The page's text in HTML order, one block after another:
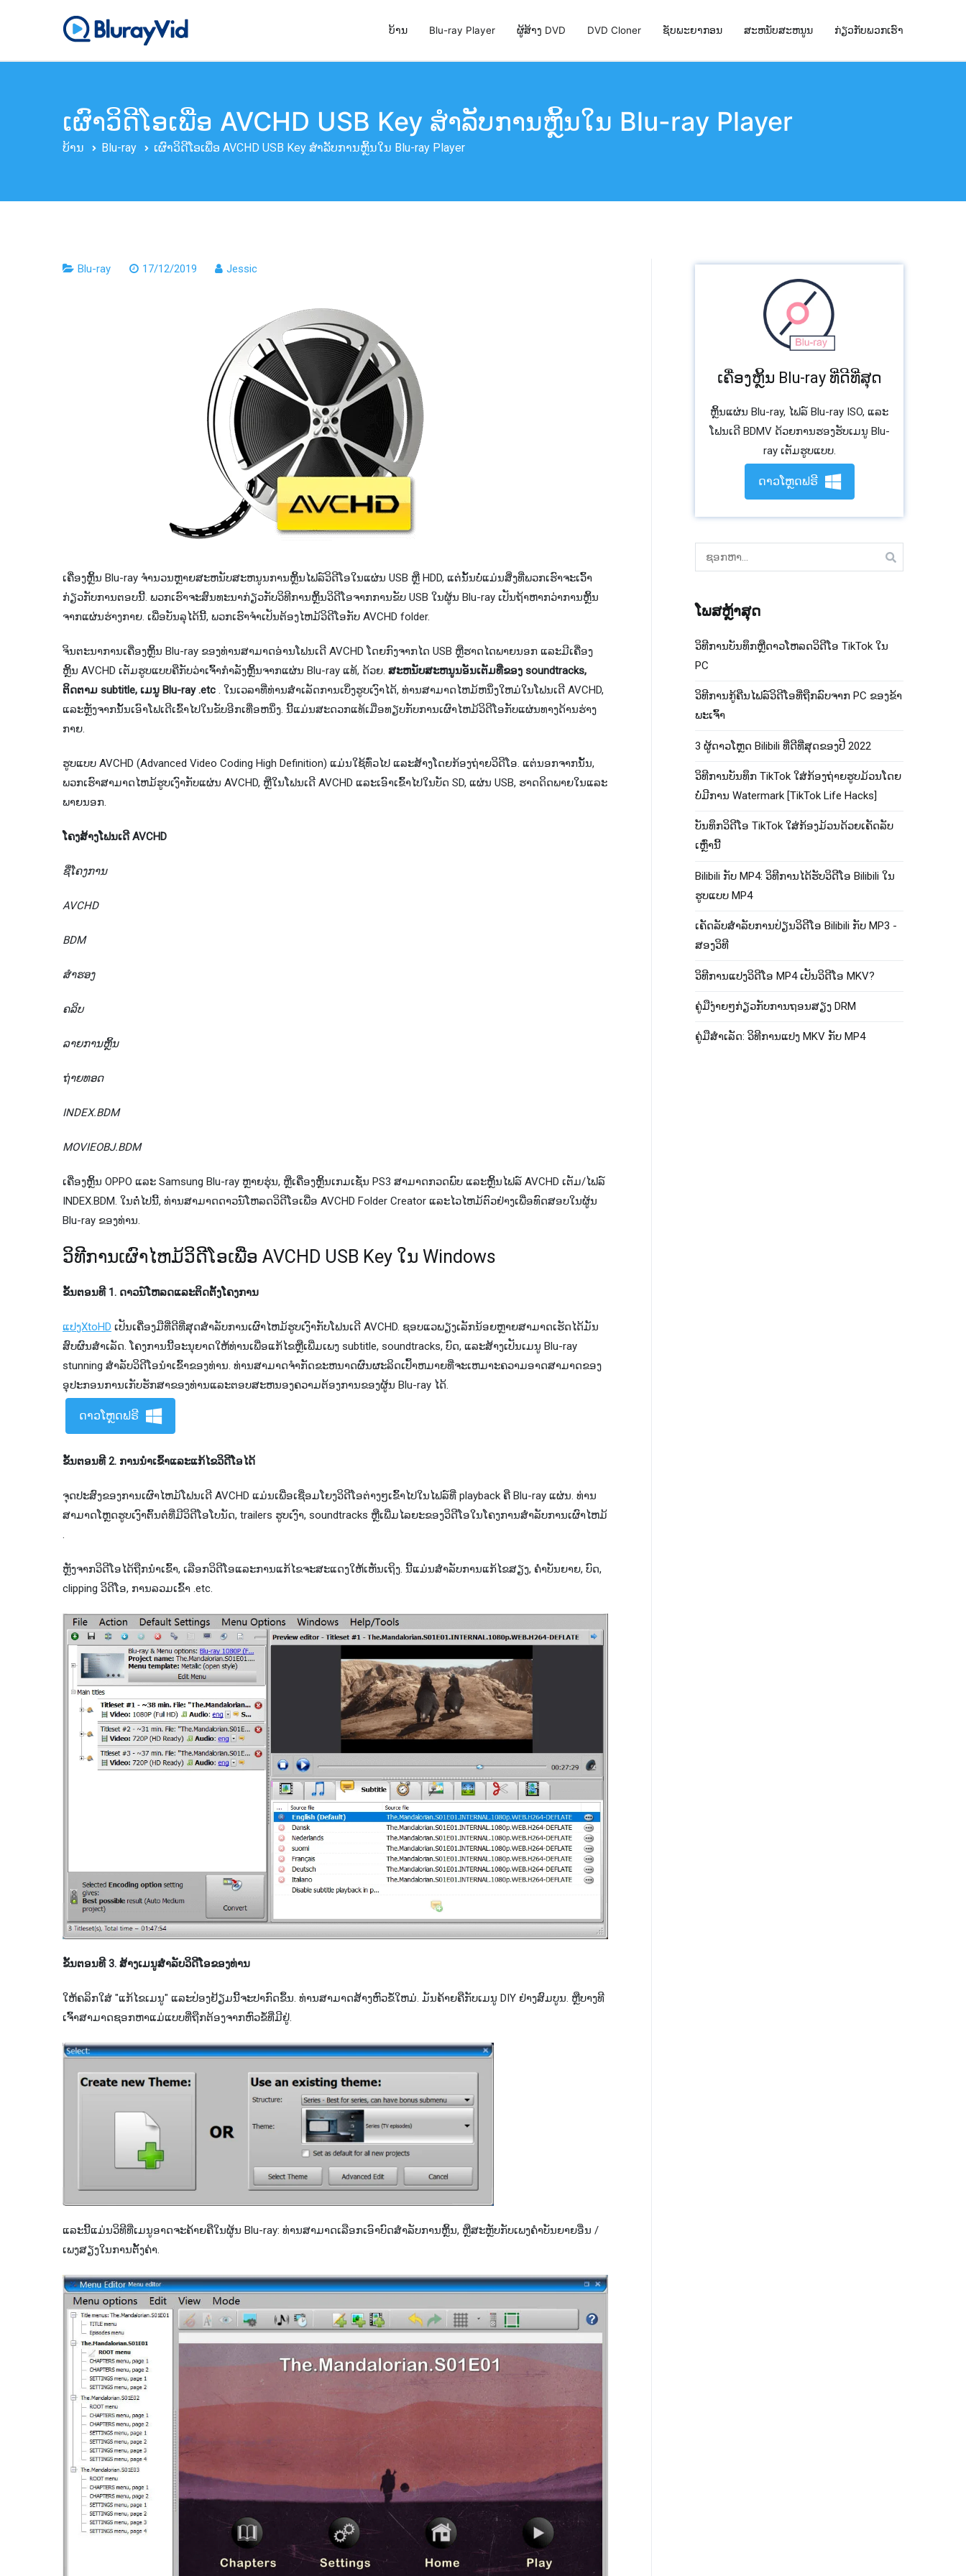
ບ້ານ Blu-ray Player ຜູ້ສ້າງ DVD DVD Cloner ຊັບພະຍາກອນ ສະຫນັບສະຫນູນ ກ່ຽວກັບພວກເຮົາ
ເຜົາ​ວິ​ດີ​ໂອ​ເພື່ອ AVCHD USB Key ສໍາ​ລັບ​ການ​ຫຼິ້ນ​ໃນ Blu​-ray Player​
ບ້ານ Blu-ray ເຜົາ​ວິ​ດີ​ໂອ​ເພື່ອ AVCHD USB Key ສໍາ​ລັບ​ການ​ຫຼິ້ນ​ໃນ Blu​-ray Player​
Blu-ray 17/12/2019 Jessic
ເຄື່ອງຫຼິ້ນ Blu-ray ຈໍານວນຫຼາຍສະຫນັບສະຫນູນການຫຼິ້ນໄຟລ໌ວິດີໂອໃນແຜ່ນ USB ຫຼື HDD, ແຕ່ນັ້ນບໍ່ແມ່ນສິ່ງທີ່ພວກເຮົາຈະເວົ້າ
ກ່ຽວກັບການຕອບນີ້. ພວກ​ເຮົາ​ຈະ​ສົນ​ທະ​ນາ​ກ່ຽວ​ກັບ​ວິ​ທີ​ການ​ຫຼິ້ນ​ວິ​ດີ​ໂອ​ຈາກ​ການ​ຂັບ USB ໃນ​ຜູ້ນ Blu​-ray ເປັນ​ຖ້າ​ຫາກ​ວ່າ​ການ​ຫຼິ້ນ​
ຈາກ​ແຜ່ນ​ຮ່າງ​ກາຍ​. ເພື່ອ​ບັນ​ລຸ​ໄດ້​ນີ້​, ພວກ​ເຮົາ​ຈໍາ​ເປັນ​ຕ້ອງ​ໄຫມ້​ວິ​ດີ​ໂອ​ກັບ AVCHD folder​.
ຈິນຕະນາການເຄື່ອງຫຼິ້ນ Blu-ray ຂອງທ່ານສາມາດອ່ານໂຟນເດີ AVCHD ໂດຍກົງຈາກໄດ USB ຫຼືຮາດໄດພາຍນອກ ແລະມີເຄື່ອງ
ຫຼິ້ນ AVCHD ເຕັມຮູບແບບຄືກັບວ່າເຈົ້າກຳລັງຫຼິ້ນຈາກແຜ່ນ Blu-ray ແທ້, ດ້ວຍ. ສະຫນັບສະຫນູນອັນເຕັມທີ່ຂອງ soundtracks,
ຕິດຕາມ subtitle, ເມນູ Blu-ray .etc . ໃນ​ເວ​ລາ​ທີ່​ທ່ານ​ສໍາ​ເລັດ​ການ​ເບິ່ງ​ຮູບ​ເງົາ​ໄດ້​, ທ່ານ​ສາ​ມາດ​ໄຫມ້​ຫນຶ່ງ​ໃຫມ່​ໃນ​ໂຟນ​ເດີ AVCHD​,
ແລະ​ຫຼັງ​ຈາກ​ນັ້ນ​ເອົາ​ໂຟ​ເດີ​ເຂົ້າ​ໄປ​ໃນ​ຂັບ​ອີກ​ເທື່ອ​ຫນຶ່ງ​. ນີ້​ແມ່ນ​ສະ​ດວກ​ແທ້​ເມື່ອ​ທຽບ​ກັບ​ການ​ເຜົາ​ໄຫມ້​ວິ​ດີ​ໂອ​ກັບ​ແຜ່ນ​ທາງ​ດ້ານ​ຮ່າງ​
ກາຍ​.
ຮູບແບບ AVCHD (Advanced Video Coding High Definition) ແມ່ນໃຊ້ທົ່ວໄປ ແລະສ້າງໂດຍກ້ອງຖ່າຍວິດີໂອ. ແຕ່​ນອກ​ຈາກ​ນັ້ນ​,
ພວກ​ເຮົາ​ສາ​ມາດ​ໄຫມ້​ຮູບ​ເງົາ​ກັບ​ແຜ່ນ AVCHD​, ຫຼື​ໃນ​ໂຟນ​ເດີ AVCHD ແລະ​ເອົາ​ເຂົ້າ​ໄປ​ໃນ​ບັດ SD​, ແຜ່ນ USB​, ຮາດ​ດິດ​ພາຍ​ໃນ​ແລະ​
ພາຍ​ນອກ​.
ໂຄງສ້າງໂຟນເດີ AVCHD
ຊື່ໂຄງການ
AVCHD
BDM
ສຳຮອງ
ຄລິບ
ລາຍການຫຼິ້ນ
ຖ່າຍທອດ
INDEX.BDM
MOVIEOBJ.BDM
ເຄື່ອງຫຼິ້ນ OPPO ແລະ Samsung Blu-ray ຫຼາຍຮຸ່ນ, ຫຼືເຄື່ອງຫຼິ້ນເກມເຊັ່ນ PS3 ສາມາດກວດພົບ ແລະຫຼິ້ນໄຟລ໌ AVCHD ເຕັມ/ໄຟລ໌
INDEX.BDM. ໃນ​ຕໍ່​ໄປ​ນີ້​, ທ່ານ​ສາ​ມາດ​ດາວ​ນ​໌​ໂຫລດ​ວິ​ດີ​ໂອ​ເພື່ອ AVCHD Folder Creator ແລະ​ໄວ​ໄຫມ້​ຕົວ​ຢ່າງ​ເພື່ອ​ທົດ​ສອບ​ໃນ​ຜູ້ນ
Blu​-ray ຂອງ​ທ່ານ​.
ວິ​ທີ​ການ​ເຜົາ​ໄຫມ້​ວິ​ດີ​ໂອ​ເພື່ອ AVCHD USB Key ໃນ Windows​
ຂັ້ນຕອນທີ 1. ດາວນ໌ໂຫລດແລະຕິດຕັ້ງໂຄງການ
ແປງXtoHD ເປັນ​ເຄື່ອງ​ມື​ທີ່​ດີ​ທີ່​ສຸດ​ສໍາ​ລັບ​ການ​ເຜົາ​ໄຫມ້​ຮູບ​ເງົາ​ກັບ​ໂຟນ​ເດີ AVCHD​. ຊອບແວພຽງເລັກນ້ອຍຫຼາຍສາມາດເຮັດໄດ້ມັນ
ສົບຜົນສໍາເລັດ. ໂຄງ​ການ​ນີ້​ອະ​ນຸ​ຍາດ​ໃຫ້​ທ່ານ​ເພື່ອ​ແກ້​ໄຂ​ຫຼື​ເພີ່ມ​ເພງ subtitle​, soundtracks​, ບົດ​, ແລະ​ສ້າງ​ເປັນ​ເມ​ນູ Blu​-ray
stunning ສໍາ​ລັບ​ວິ​ດີ​ໂອ​ນໍາ​ເຂົ້າ​ຂອງ​ທ່ານ​. ທ່ານ​ສາ​ມາດ​ຈໍາ​ກັດ​ຂະ​ຫນາດ​ຜົນ​ຜະ​ລິດ​ເປົ້າ​ຫມາຍ​ທີ່​ຈະ​ເຫມາະ​ຄວາມ​ອາດ​ສາ​ມາດ​ຂອງ​
ອຸ​ປະ​ກອນ​ການ​ເກັບ​ຮັກ​ສາ​ຂອງ​ທ່ານ​ແລະ​ຕອບ​ສະ​ຫນອງ​ຄວາມ​ຕ້ອງ​ການ​ຂອງ​ຜູ້ນ Blu​-ray ໄດ້​.
ດາວໂຫຼດຟຣີ
ຂັ້ນ​ຕອນ​ທີ 2. ການ​ນໍາ​ເຂົ້າ​ແລະ​ແກ້​ໄຂ​ວິ​ດີ​ໂອ​ໄດ້​
ຈຸດ​ປະ​ສົງ​ຂອງ​ການ​ເຜົາ​ໄຫມ້​ໂຟນ​ເດີ AVCHD ແມ່ນ​ເພື່ອ​ເຊື່ອມ​ໂຍງ​ວິ​ດີ​ໂອ​ຕ່າງໆ​ເຂົ້າ​ໄປ​ໃນ​ໄຟລ​໌​ທີ່ playback ຄື Blu​-ray ແຜ່ນ​. ທ່ານ​
ສາ​ມາດ​ໂຫຼດ​ຮູບ​ເງົາ​ຕົ້ນ​ຕໍ​ທີ່​ມີ​ວິ​ດີ​ໂອ​ໂບ​ນັດ​, trailers ຮູບ​ເງົາ​, soundtracks ຫຼື​ເພີ່ມ​ໄລ​ຍະ​ຂອງ​ວິ​ດີ​ໂອ​ໃນ​ໂຄງ​ການ​ສໍາ​ລັບ​ການ​ເຜົາ​ໄຫມ້​
.
ຫຼັງ​ຈາກ​ວິ​ດີ​ໂອ​ໄດ້​ຖືກ​ນໍາ​ເຂົ້າ​, ເລືອກ​ວິ​ດີ​ໂອ​ແລະ​ການ​ແກ້​ໄຂ​ຈະ​ສະ​ແດງ​ໃຫ້​ເຫັນ​ເຖິງ​. ນີ້​ແມ່ນ​ສໍາ​ລັບ​ການ​ແກ້​ໄຂ​ສຽງ​, ຄໍາ​ບັນ​ຍາຍ​, ບົດ​,
clipping ວິ​ດີ​ໂອ​, ການ​ລວມ​ເຂົ້າ .etc.
ຂັ້ນ​ຕອນ​ທີ 3. ສ້າງ​ເມ​ນູ​ສໍາ​ລັບ​ວິ​ດີ​ໂອ​ຂອງ​ທ່ານ​
ໃຫ້ຄລິກໃສ່ "ແກ້ໄຂເມນູ" ແລະປ່ອງຢ້ຽມນີ້ຈະປາກົດຂຶ້ນ. ທ່ານສາມາດສ້າງຫົວຂໍ້ໃຫມ່. ມັນຄ້າຍຄືກັບເມນູ DIY ຢ່າງສົມບູນ. ຫຼືບາງທີ
ເຈົ້າສາມາດຊອກຫາແມ່ແບບທີ່ຖືກຕ້ອງຈາກຫົວຂໍ້ທີ່ມີຢູ່.
ແລະ​ນີ້​ແມ່ນ​ວິ​ທີ​ທີ່​ເມ​ນູ​ອາດ​ຈະ​ຄ້າຍ​ຄື​ໃນ​ຜູ້ນ Blu​-ray​: ທ່ານ​ສາ​ມາດ​ເລືອກ​ເອົາ​ບົດ​ສໍາ​ລັບ​ການ​ຫຼິ້ນ​, ຫຼື​ສະ​ຫຼັບ​ກັບ​ເພງ​ຄໍາ​ບັນ​ຍາຍ​ອື່ນ /
ເພງ​ສຽງ​ໃນ​ການ​ຕັ້ງ​ຄ່າ​.
ເຄື່ອງຫຼິ້ນ Blu-ray ທີ່ດີທີ່ສຸດ
ຫຼິ້ນແຜ່ນ Blu-ray, ໄຟລ໌ Blu-ray ISO, ແລະ
ໂຟນເດີ BDMV ດ້ວຍການຮອງຮັບເມນູ Blu-
ray ເຕັມຮູບແບບ.
ດາວໂຫຼດຟຣີ
ຊອກ
ຫາ:
ໂພສຫຼ້າສຸດ
ວິທີການບັນທຶກຫຼືດາວໂຫລດວິດີໂອ TikTok ໃນ
PC
ວິ​ທີ​ການ​ກູ້​ຄືນ​ໄຟລ​໌​ວິ​ດີ​ໂອ​ທີ່​ຖືກ​ລົບ​ຈາກ PC ຂອງ​ຂ້າ​
ພະ​ເຈົ້າ​
3 ຜູ້ດາວໂຫຼດ Bilibili ທີ່ດີທີ່ສຸດຂອງປີ 2022
ວິທີການບັນທຶກ TikTok ໃສ່ກ້ອງຖ່າຍຮູບມ້ວນໂດຍ
ບໍ່ມີການ Watermark [TikTok Life Hacks]
ບັນທຶກວິດີໂອ TikTok ໃສ່ກ້ອງມ້ວນດ້ວຍເຄັດລັບ
ເຫຼົ່ານີ້
Bilibili ກັບ MP4​: ວິ​ທີ​ການ​ໄດ້​ຮັບ​ວິ​ດີ​ໂອ Bilibili ໃນ​
ຮູບ​ແບບ MP4​
ເຄັດ​ລັບ​ສໍາ​ລັບ​ການ​ປ່ຽນ​ວິ​ດີ​ໂອ Bilibili ກັບ MP3 -
ສອງ​ວິ​ທີ​
ວິ​ທີ​ການ​ແປງ​ວິ​ດີ​ໂອ MP4 ເປັນ​ວິ​ດີ​ໂອ MKV​?
ຄູ່ມືງ່າຍໆກ່ຽວກັບການຖອນສຽງ DRM
ຄູ່​ມື​ສໍາ​ເລັດ​: ວິ​ທີ​ການ​ແປງ MKV ກັບ MP4​